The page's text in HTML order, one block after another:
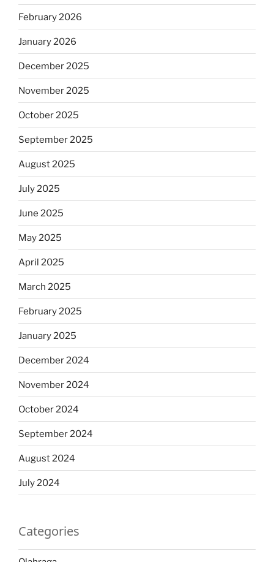
February 2026
January 2026
December 2025
November 2025
October 2025
September 2025
August 2025
July 2025
June 2025
May 2025
April 2025
March 2025
February 2025
January 2025
December 2024
November 2024
October 2024
September 2024
August 2024
July 2024
Categories